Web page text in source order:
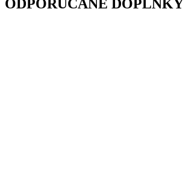
ODPORÚČANÉ DOPLNKY